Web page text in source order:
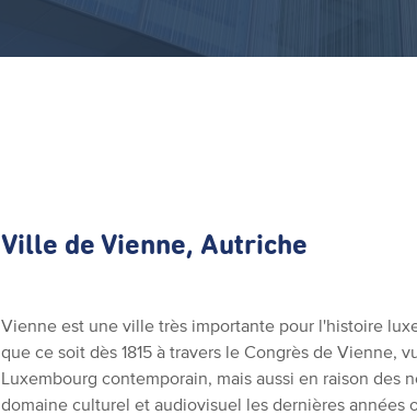
Ville de Vienne, Autriche
Vienne est une ville très importante pour l'histoire
que ce soit dès 1815 à travers le Congrès de Vienne,
Luxembourg contemporain, mais aussi en raison des
domaine culturel et audiovisuel les dernières années